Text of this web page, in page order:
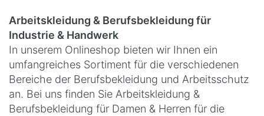
Arbeitskleidung & Berufsbekleidung für
Industrie & Handwerk
In unserem Onlineshop bieten wir Ihnen ein
umfangreiches Sortiment für die verschiedenen
Bereiche der Berufsbekleidung und Arbeitsschutz
an. Bei uns finden Sie Arbeitskleidung &
Berufsbekleidung für Damen & Herren für die